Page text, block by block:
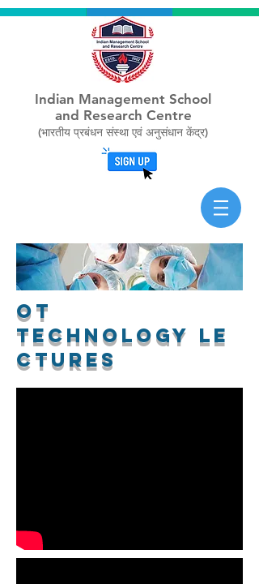
Indian Management School
and Research Centre
(भारतीय प्रबंधन संस्था एवं अनुसंधान केंद्र)
OT
Technology le
ctures